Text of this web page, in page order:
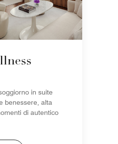
in suite
benessere, alta
di autentico